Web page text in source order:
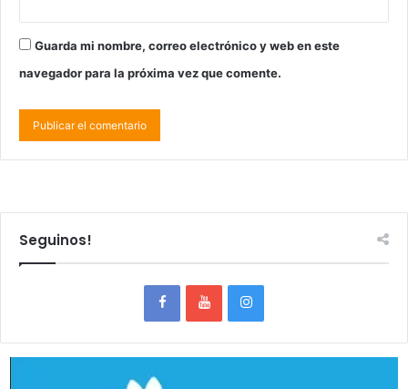
Guarda mi nombre, correo electrónico y web en este
navegador para la próxima vez que comente.
Seguinos!